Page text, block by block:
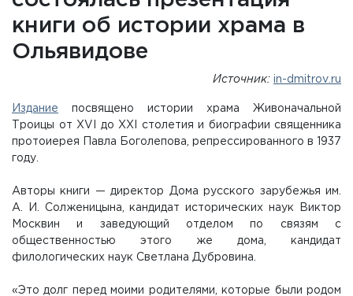
книги об истории храма в
Ольявидове
Источник: in-dmitrov.ru
Издание посвящено истории храма Живоначальной
Троицы от XVI до XXI столетия и биографии священника
протоиерея Павла Боголепова, репрессированного в 1937
году.
Авторы книги — директор Дома русского зарубежья им.
А. И. Солженицына, кандидат исторических наук Виктор
Москвин и заведующий отделом по связям с
общественностью этого же дома, кандидат
филологических наук Светлана Дубровина.
«Это долг перед моими родителями, которые были родом